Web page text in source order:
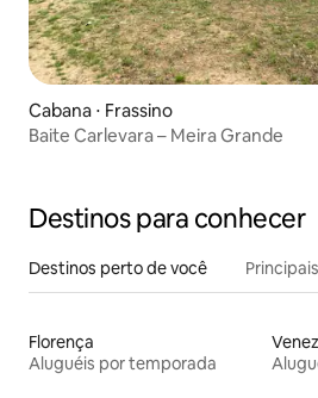
Cabana ⋅ Frassino
Baite Carlevara – Meira Grande
Destinos para conhecer
Destinos perto de você
Florença
Aluguéis por temporada